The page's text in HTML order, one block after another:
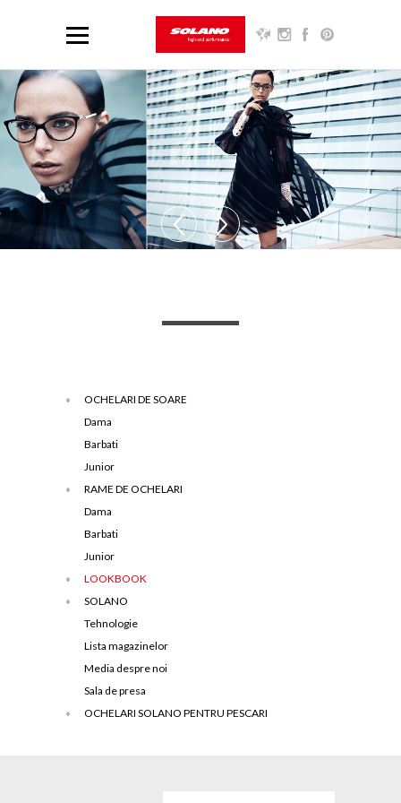
OCHELARI DE SOARE
Dama
Barbati
Junior
RAME DE OCHELARI
Dama
Barbati
Junior
LOOKBOOK
SOLANO
Tehnologie
Lista magazinelor
Media despre noi
Sala de presa
OCHELARI SOLANO PENTRU PESCARI